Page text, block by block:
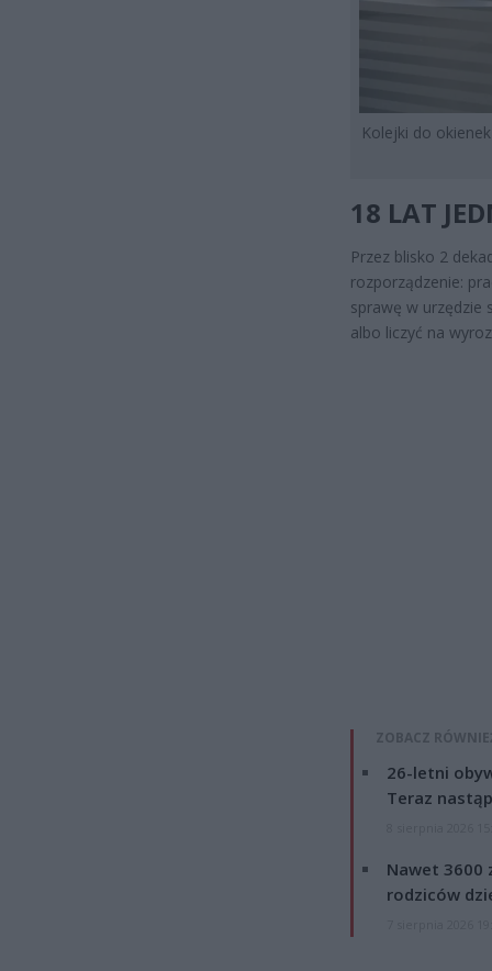
Kolejki do
18 LAT
Przez blisko 2
rozporządzenie:
sprawę w urzędzie
albo liczyć na
ZOBACZ
26-letni
Teraz
Nawet 3600
rodziców